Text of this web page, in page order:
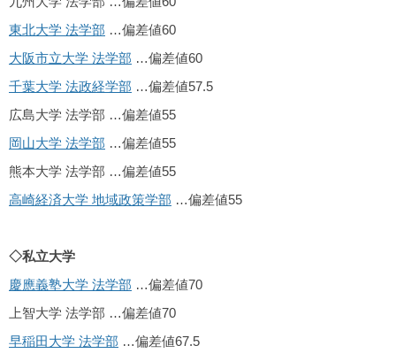
東北大学 法学部 …偏差値60
大阪市立大学 法学部 …偏差値60
千葉大学 法政経学部 …偏差値57.5
広島大学 法学部 …偏差値55
岡山大学 法学部 …偏差値55
熊本大学 法学部 …偏差値55
高崎経済大学 地域政策学部 …偏差値55
◇私立大学
慶應義塾大学 法学部 …偏差値70
上智大学 法学部 …偏差値70
早稲田大学 法学部 …偏差値67.5